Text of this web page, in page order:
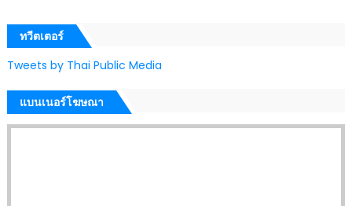
ทวีตเตอร์
Tweets by Thai Public Media
แบนเนอร์โฆษณา